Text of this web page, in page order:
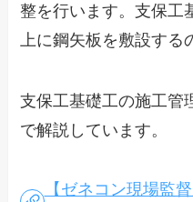
整を行います。支保工
上に鋼矢板を敷設する
支保工基礎工の施工管
で解説しています。
【ゼネコン現場監